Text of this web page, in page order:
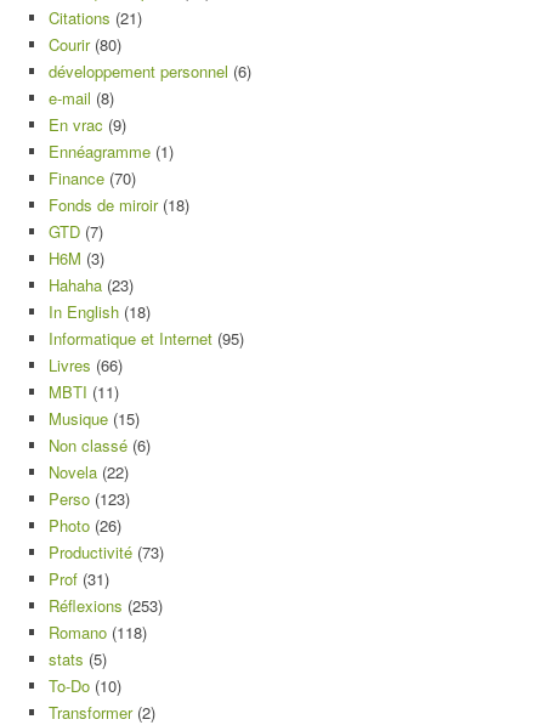
Citations (21)
Courir(80)
développement personnel (6)
e-mail (8)
En vrac (9)
Ennéagramme (1)
Finance (70)
Fonds de miroir(18)
GTD (7)
H6M (3)
Hahaha (23)
In English (18)
Informatique et Internet (95)
Livres (66)
MBTI (11)
Musique (15)
Non classé (6)
Novela (22)
Perso (123)
Photo (26)
Productivité (73)
Prof (31)
Réflexions (253)
Romano (118)
stats (5)
To-Do (10)
Transformer(2)